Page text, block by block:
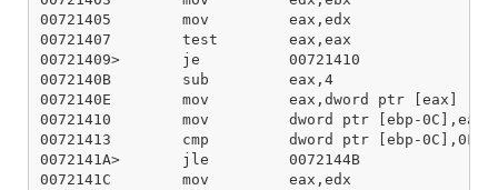
00721405        mov         eax,edx
00721407        test        eax,eax
00721409>       je          00721410
0072140B        sub         eax,4
0072140E        mov         eax,dword ptr [eax]
00721410        mov         dword ptr [ebp-0C],eax
00721413        cmp         dword ptr [ebp-
0072141A>       jle         0072144B
0072141C        mov         eax,edx